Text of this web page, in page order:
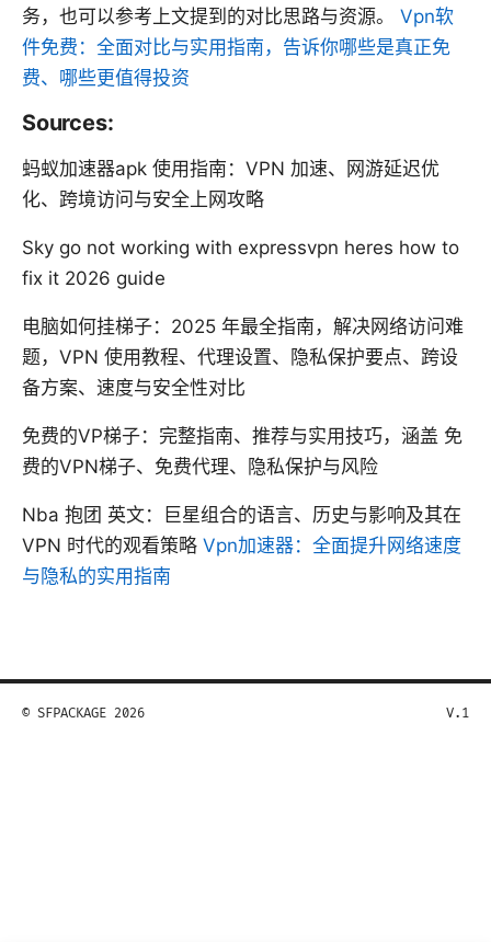
务，也可以参考上文提到的对比思路与资源。 Vpn软
件免费：全面对比与实用指南，告诉你哪些是真正免
费、哪些更值得投资
Sources:
蚂蚁加速器apk 使用指南：VPN 加速、网游延迟优
化、跨境访问与安全上网攻略
Sky go not working with expressvpn heres how to
fix it 2026 guide
电脑如何挂梯子：2025 年最全指南，解决网络访问难
题，VPN 使用教程、代理设置、隐私保护要点、跨设
备方案、速度与安全性对比
免费的VP梯子：完整指南、推荐与实用技巧，涵盖 免
费的VPN梯子、免费代理、隐私保护与风险
Nba 抱团 英文：巨星组合的语言、历史与影响及其在
VPN 时代的观看策略 Vpn加速器：全面提升网络速度
与隐私的实用指南
© SFPACKAGE 2026 V.1